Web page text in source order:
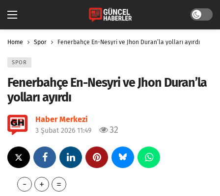
Dark
Home Spor Fenerbahçe En-Nesyri ve Jhon Duran’la yolları ayırdı
SPOR
Fenerbahçe En-Nesyri ve Jhon Duran’la
yolları ayırdı
Haber Merkezi
3 Şubat 2026 11:49 32
- + =